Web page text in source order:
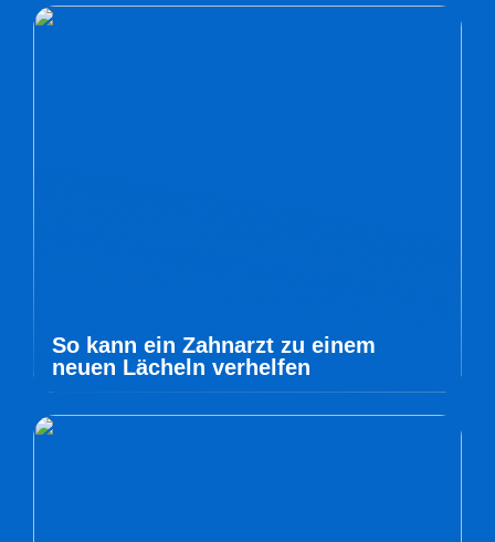
So kann ein Zahnarzt zu einem
neuen Lächeln verhelfen